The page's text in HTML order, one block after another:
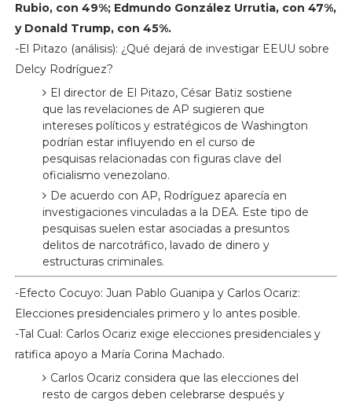
Rubio, con 49%; Edmundo González Urrutia, con 47%,
y Donald Trump, con 45%.
-El Pitazo (análisis): ¿Qué dejará de investigar EEUU sobre
Delcy Rodríguez?
El director de El Pitazo, César Batiz sostiene
que las revelaciones de AP sugieren que
intereses políticos y estratégicos de Washington
podrían estar influyendo en el curso de
pesquisas relacionadas con figuras clave del
oficialismo venezolano.
De acuerdo con AP, Rodríguez aparecía en
investigaciones vinculadas a la DEA. Este tipo de
pesquisas suelen estar asociadas a presuntos
delitos de narcotráfico, lavado de dinero y
estructuras criminales.
-Efecto Cocuyo: Juan Pablo Guanipa y Carlos Ocariz:
Elecciones presidenciales primero y lo antes posible.
-Tal Cual: Carlos Ocariz exige elecciones presidenciales y
ratifica apoyo a María Corina Machado.
Carlos Ocariz considera que las elecciones del
resto de cargos deben celebrarse después y